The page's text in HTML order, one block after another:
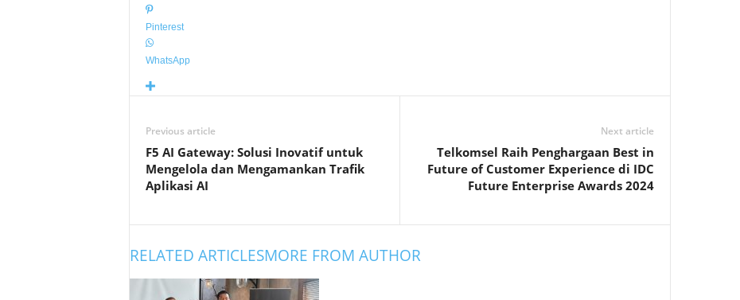
Pinterest
WhatsApp
Previous article
F5 AI Gateway: Solusi Inovatif untuk
Mengelola dan Mengamankan Trafik
Aplikasi AI
Next article
Telkomsel Raih Penghargaan Best in
Future of Customer Experience di IDC
Future Enterprise Awards 2024
RELATED ARTICLESMORE FROM AUTHOR